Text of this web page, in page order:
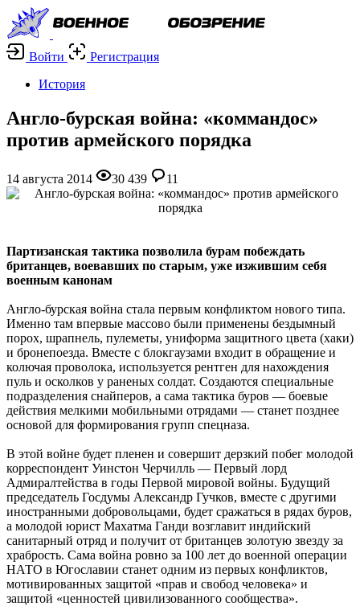
Войти
Регистрация
История
Англо-бурская война: «коммандос»
против армейского порядка
14 августа 2014 30 439 11
Партизанская тактика позволила бурам побеждать
британцев, воевавших по старым, уже изжившим себя
военным канонам
Англо-бурская война стала первым конфликтом нового типа.
Именно там впервые массово были применены бездымный
порох, шрапнель, пулеметы, униформа защитного цвета (хаки)
и бронепоезда. Вместе с блокгаузами входит в обращение и
колючая проволока, используется рентген для нахождения
пуль и осколков у раненых солдат. Создаются специальные
подразделения снайперов, а сама тактика буров — боевые
действия мелкими мобильными отрядами — станет позднее
основой для формирования групп спецназа.
В этой войне будет пленен и совершит дерзкий побег молодой
корреспондент Уинстон Черчилль — Первый лорд
Адмиралтейства в годы Первой мировой войны. Будущий
председатель Госдумы Александр Гучков, вместе с другими
иностранными добровольцами, будет сражаться в рядах буров,
а молодой юрист Махатма Ганди возглавит индийский
санитарный отряд и получит от британцев золотую звезду за
храбрость. Сама война ровно за 100 лет до военной операции
НАТО в Югославии станет одним из первых конфликтов,
мотивированных защитой «прав и свобод человека» и
защитой «ценностей цивилизованного сообщества».